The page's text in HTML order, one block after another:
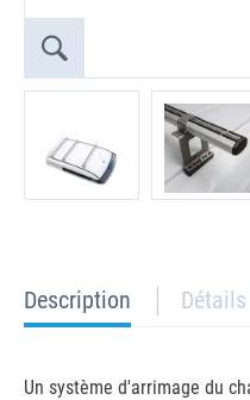
current
tab:
Description
Un système d'arrimage du